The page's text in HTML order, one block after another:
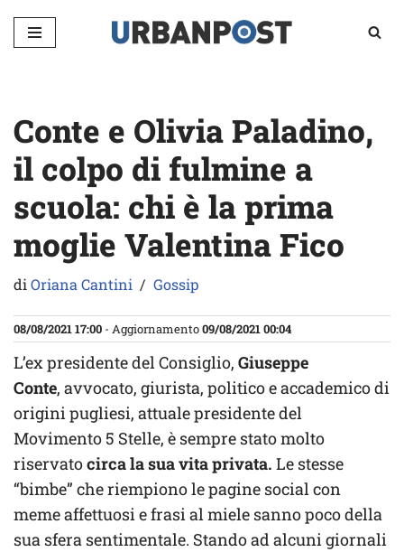
Vai
Conte e Olivia Paladino,
il colpo di fulmine a
scuola: chi è la prima
moglie Valentina Fico
diOriana Cantini Gossip
08/08/2021 17:00 - Aggiornamento09/08/2021 00:04
L’ex presidente del Consiglio, Giuseppe
Conte, avvocato, giurista, politico e accademico di
origini pugliesi, attuale presidente del
Movimento 5 Stelle, è sempre stato molto
riservatocirca la sua vita privata. Le stesse
“bimbe” che riempiono le pagine social con
meme affettuosi e frasi al miele sanno poco della
sua sfera sentimentale. Stando ad alcuni giornali